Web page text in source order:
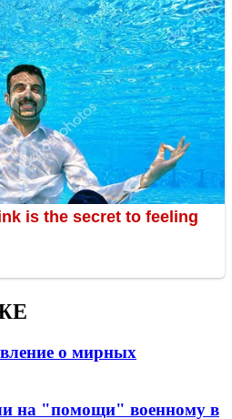
о мирных
на "помощи" военному в